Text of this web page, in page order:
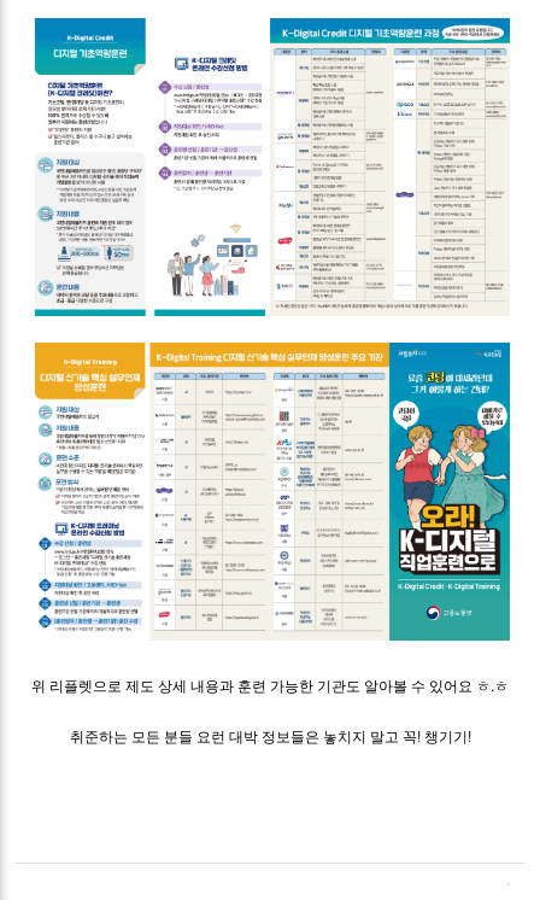
위 리플렛으로 제도 상세 내용과 훈련 가능한 기관도 알아볼 수 있어요 ㅎ.ㅎ​
취준하는 모든 분들 요런 대박 정보들은 놓치지 말고 꼭! 챙기기!